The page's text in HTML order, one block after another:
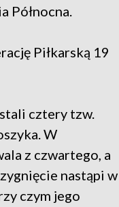
Północna.
Piłkarską 19
cztery tzw.
W
z czwartego, a
nastąpi w
czym jego